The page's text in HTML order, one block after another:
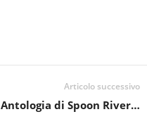
Articolo successivo
Antologia di Spoon River…